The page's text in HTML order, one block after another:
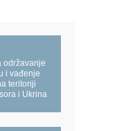
održavanje
i vađenje
teritoriji
i Ukrina